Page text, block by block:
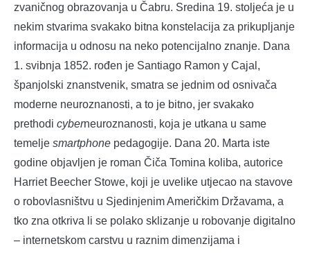
zvaničnog obrazovanja u Čabru. Sredina 19. stoljeća je u
nekim stvarima svakako bitna konstelacija za prikupljanje
informacija u odnosu na neko potencijalno znanje. Dana
1. svibnja 1852. rođen je Santiago Ramon y Cajal,
španjolski znanstvenik, smatra se jednim od osnivača
moderne neuroznanosti, a to je bitno, jer svakako
prethodi cyberneuroznanosti, koja je utkana u same
temelje smartphone pedagogije. Dana 20. Marta iste
godine objavljen je roman Čiča Tomina koliba, autorice
Harriet Beecher Stowe, koji je uvelike utjecao na stavove
o robovlasništvu u Sjedinjenim Američkim Državama, a
tko zna otkriva li se polako sklizanje u robovanje digitalno
– internetskom carstvu u raznim dimenzijama i